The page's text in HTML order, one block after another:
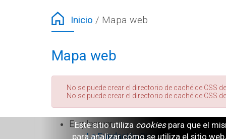
Inicio / Mapa web
Mapa web
Mensaje
de
error
No se puede crear el directorio de caché de CSS
No se puede crear el directorio de caché de CSS
Empleamar:
La Fundación Biodiversidad.
Este sitio utiliza cookiespara que el
para analizar cómo se utiliza el sitio